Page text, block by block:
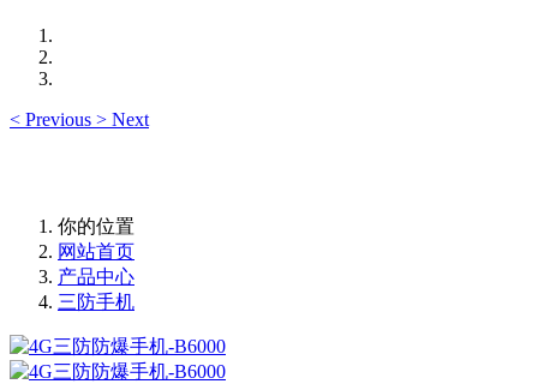
< Previous > Next
你的位置
网站首页
产品中心
三防手机